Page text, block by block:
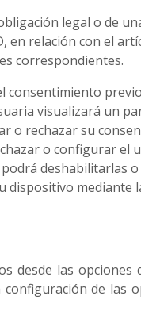
legal o de
en relación con el
correspondientes.
consentimiento
visualizará un
o rechazar su
o configurar el
podrá deshabilitarlas
mediante
desde las opciones
de las